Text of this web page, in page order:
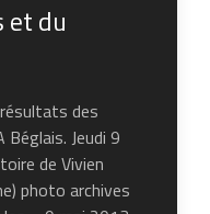
et du
des
Béglais. Jeudi 9
de Vivien
photo archives